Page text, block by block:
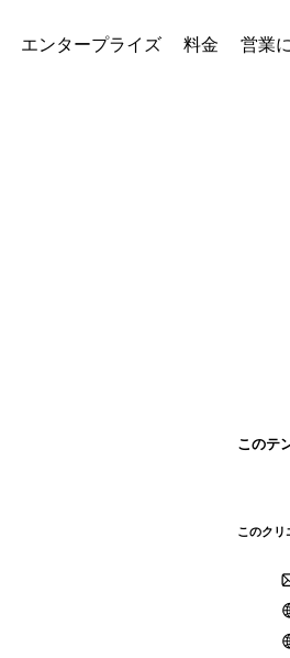
エンタープライズ 料金 営業
このテ
このクリ